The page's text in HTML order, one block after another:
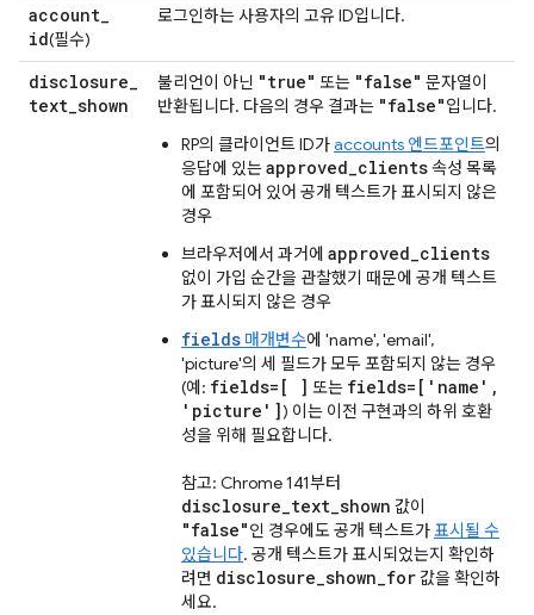
account_
id(필수)
로그인하는 사용자의 고유 ID입니다.
disclosure_
text_shown
불리언이 아닌 "true" 또는 "false" 문자열이
반환됩니다. 다음의 경우 결과는 "false"입니다.
RP의 클라이언트 ID가accounts 엔드포인트의
응답에 있는approved_clients속성 목록
에 포함되어 있어 공개 텍스트가 표시되지 않은
경우
브라우저에서 과거에 approved_clients
없이 가입 순간을 관찰했기 때문에 공개 텍스트
가 표시되지 않은 경우
fields 매개변수에 'name', 'email',
'picture'의 세 필드가 모두 포함되지 않는 경우
(예: fields=[ ] 또는 fields=['name',
'picture']) 이는 이전 구현과의 하위 호환
성을 위해 필요합니다.
참고: Chrome 141부터
disclosure_text_shown 값이
"false"인 경우에도 공개 텍스트가표시될 수
있습니다. 공개 텍스트가 표시되었는지 확인하
려면 disclosure_shown_for값을 확인하
세요.